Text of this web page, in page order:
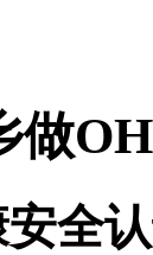
做
全